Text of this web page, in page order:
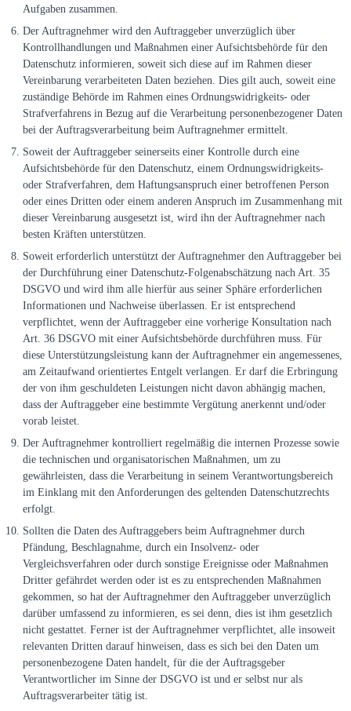
Aufgaben zusammen.
Der Auftragnehmer wird den Auftraggeber unverzüglich über
Kontrollhandlungen und Maßnahmen einer Aufsichtsbehörde für den
Datenschutz informieren, soweit sich diese auf im Rahmen dieser
Vereinbarung verarbeiteten Daten beziehen. Dies gilt auch, soweit eine
zuständige Behörde im Rahmen eines Ordnungswidrigkeits- oder
Strafverfahrens in Bezug auf die Verarbeitung personenbezogener Daten
bei der Auftragsverarbeitung beim Auftragnehmer ermittelt.
Soweit der Auftraggeber seinerseits einer Kontrolle durch eine
Aufsichtsbehörde für den Datenschutz, einem Ordnungswidrigkeits-
oder Strafverfahren, dem Haftungsanspruch einer betroffenen Person
oder eines Dritten oder einem anderen Anspruch im Zusammenhang mit
dieser Vereinbarung ausgesetzt ist, wird ihn der Auftragnehmer nach
besten Kräften unterstützen.
Soweit erforderlich unterstützt der Auftragnehmer den Auftraggeber bei
der Durchführung einer Datenschutz-Folgenabschätzung nach Art. 35
DSGVO und wird ihm alle hierfür aus seiner Sphäre erforderlichen
Informationen und Nachweise überlassen. Er ist entsprechend
verpflichtet, wenn der Auftraggeber eine vorherige Konsultation nach
Art. 36 DSGVO mit einer Aufsichtsbehörde durchführen muss. Für
diese Unterstützungsleistung kann der Auftragnehmer ein angemessenes,
am Zeitaufwand orientiertes Entgelt verlangen. Er darf die Erbringung
der von ihm geschuldeten Leistungen nicht davon abhängig machen,
dass der Auftraggeber eine bestimmte Vergütung anerkennt und/oder
vorab leistet.
Der Auftragnehmer kontrolliert regelmäßig die internen Prozesse sowie
die technischen und organisatorischen Maßnahmen, um zu
gewährleisten, dass die Verarbeitung in seinem Verantwortungsbereich
im Einklang mit den Anforderungen des geltenden Datenschutzrechts
erfolgt.
Sollten die Daten des Auftraggebers beim Auftragnehmer durch
Pfändung, Beschlagnahme, durch ein Insolvenz- oder
Vergleichsverfahren oder durch sonstige Ereignisse oder Maßnahmen
Dritter gefährdet werden oder ist es zu entsprechenden Maßnahmen
gekommen, so hat der Auftragnehmer den Auftraggeber unverzüglich
darüber umfassend zu informieren, es sei denn, dies ist ihm gesetzlich
nicht gestattet. Ferner ist der Auftragnehmer verpflichtet, alle insoweit
relevanten Dritten darauf hinweisen, dass es sich bei den Daten um
personenbezogene Daten handelt, für die der Auftragsgeber
Verantwortlicher im Sinne der DSGVO ist und er selbst nur als
Auftragsverarbeiter tätig ist.